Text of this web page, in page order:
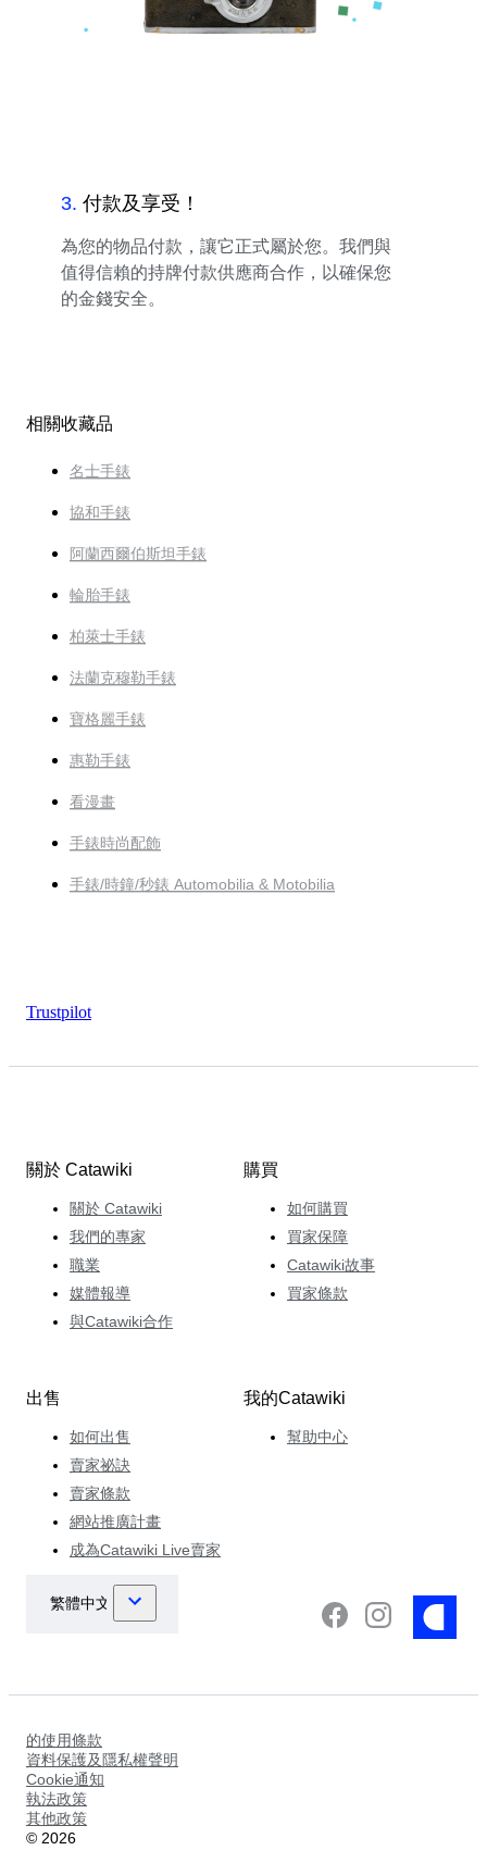
3. 付款及享受！
為您的物品付款，讓它正式屬於您。我們與
值得信賴的持牌付款供應商合作，以確保您
的金錢安全。
相關收藏品
名士手錶
協和手錶
阿蘭西爾伯斯坦手錶
輪胎手錶
柏萊士手錶
法蘭克穆勒手錶
寶格麗手錶
惠勒手錶
看漫畫
手錶時尚配飾
手錶/時鐘/秒錶 Automobilia & Motobilia
Trustpilot
關於 Catawiki
關於 Catawiki
我們的專家
職業
媒體報導
與Catawiki合作
購買
如何購買
買家保障
Catawiki故事
買家條款
出售
如何出售
賣家祕訣
賣家條款
網站推廣計畫
成為Catawiki Live賣家
我的Catawiki
幫助中心
的使用條款
資料保護及隱私權聲明
Cookie通知
執法政策
其他政策
© 2026